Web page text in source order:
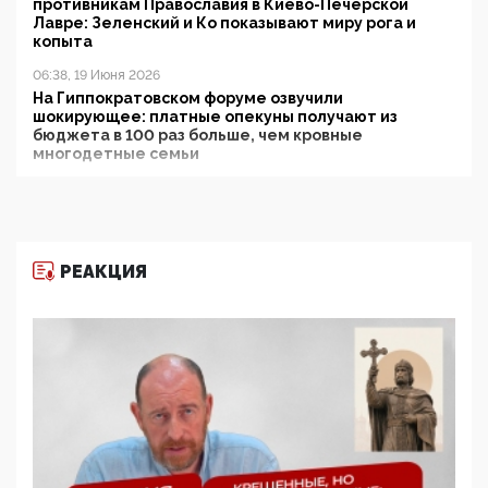
противникам Православия в Киево-Печерской
Лавре: Зеленский и Ко показывают миру рога и
копыта
06:38, 19 Июня 2026
На Гиппократовском форуме озвучили
шокирующее: платные опекуны получают из
бюджета в 100 раз больше, чем кровные
многодетные семьи
11:53, 09 Июня 2026
деятельность ИИТО ЮНЕСКО в России, но
цифроглобалисты продолжают определять
повестку в образовании
09:43, 01 Июня 2026
5G за счет здоровья граждан: Минцифры намерено
отобрать у регионов и муниципалитетов право
защищать жилые дома и социальные объекты от
РЕАКЦИЯ